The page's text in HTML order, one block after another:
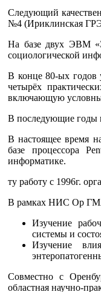
Следующий
№4 (Ириклинская
На базе двух ЭВМ
социологической
В конце 80-ых годов
четырёх
включающую
В последующие годы
В настоящее время
базе процессора
информатике.
ту работу с 1996г.
В рамках НИС Ор ГМА
Изучение
системы и
Изучение
Совместно с
областная научно-